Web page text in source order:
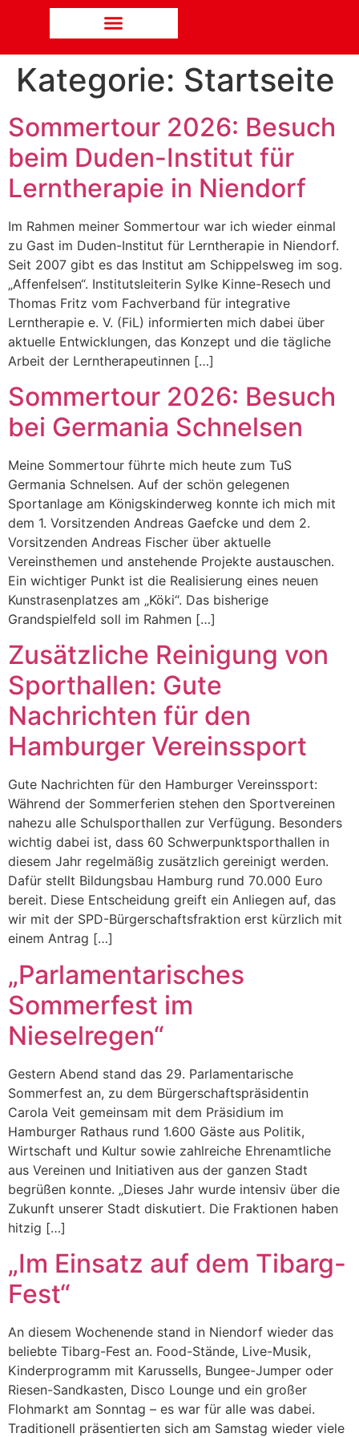
Kategorie: Startseite
Sommertour 2026: Besuch
beim Duden-Institut für
Lerntherapie in Niendorf
Im Rahmen meiner Sommertour war ich wieder einmal
zu Gast im Duden-Institut für Lerntherapie in Niendorf.
Seit 2007 gibt es das Institut am Schippelsweg im sog.
„Affenfelsen“. Institutsleiterin Sylke Kinne-Resech und
Thomas Fritz vom Fachverband für integrative
Lerntherapie e. V. (FiL) informierten mich dabei über
aktuelle Entwicklungen, das Konzept und die tägliche
Arbeit der Lerntherapeutinnen […]
Sommertour 2026: Besuch
bei Germania Schnelsen
Meine Sommertour führte mich heute zum TuS
Germania Schnelsen. Auf der schön gelegenen
Sportanlage am Königskinderweg konnte ich mich mit
dem 1. Vorsitzenden Andreas Gaefcke und dem 2.
Vorsitzenden Andreas Fischer über aktuelle
Vereinsthemen und anstehende Projekte austauschen.
Ein wichtiger Punkt ist die Realisierung eines neuen
Kunstrasenplatzes am „Köki“. Das bisherige
Grandspielfeld soll im Rahmen […]
Zusätzliche Reinigung von
Sporthallen: Gute
Nachrichten für den
Hamburger Vereinssport
Gute Nachrichten für den Hamburger Vereinssport:
Während der Sommerferien stehen den Sportvereinen
nahezu alle Schulsporthallen zur Verfügung. Besonders
wichtig dabei ist, dass 60 Schwerpunktsporthallen in
diesem Jahr regelmäßig zusätzlich gereinigt werden.
Dafür stellt Bildungsbau Hamburg rund 70.000 Euro
bereit. Diese Entscheidung greift ein Anliegen auf, das
wir mit der SPD-Bürgerschaftsfraktion erst kürzlich mit
einem Antrag […]
„Parlamentarisches
Sommerfest im
Nieselregen“
Gestern Abend stand das 29. Parlamentarische
Sommerfest an, zu dem Bürgerschaftspräsidentin
Carola Veit gemeinsam mit dem Präsidium im
Hamburger Rathaus rund 1.600 Gäste aus Politik,
Wirtschaft und Kultur sowie zahlreiche Ehrenamtliche
aus Vereinen und Initiativen aus der ganzen Stadt
begrüßen konnte. „Dieses Jahr wurde intensiv über die
Zukunft unserer Stadt diskutiert. Die Fraktionen haben
hitzig […]
„Im Einsatz auf dem Tibarg-
Fest“
An diesem Wochenende stand in Niendorf wieder das
beliebte Tibarg-Fest an. Food-Stände, Live-Musik,
Kinderprogramm mit Karussells, Bungee-Jumper oder
Riesen-Sandkasten, Disco Lounge und ein großer
Flohmarkt am Sonntag – es war für alle was dabei.
Traditionell präsentierten sich am Samstag wieder viele